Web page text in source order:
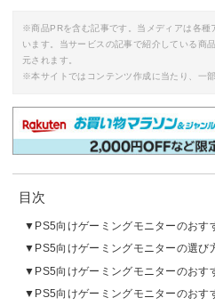
※商品PRを含む記事です。当メディアは各種
います。当サービスの記事で紹介している商
元されます。
※本サイトではコンテンツ作成に当たり、一
目次
PS5向けゲーミングモニターのおす
PS5向けゲーミングモニターの選び
PS5向けゲーミングモニターのおす
PS5向けゲーミングモニターのおす